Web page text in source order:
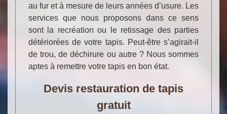
au fur et à mesure de leurs années d’usure. Les
services que nous proposons dans ce sens
sont la recréation ou le retissage des parties
détériorées de votre tapis. Peut-être s’agirait-il
de trou, de déchirure ou autre ? Nous sommes
aptes à remettre votre tapis en bon état.
Devis restauration de tapis
gratuit